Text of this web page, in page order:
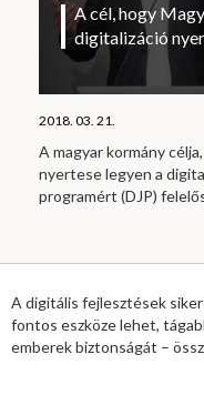
A cél, hogy
digitalizáció
2018. 03. 21.
A magyar kormány
nyertese legyen a
programért (DJP)
A digitális fejlesztések
fontos eszköze lehet,
emberek biztonságát –